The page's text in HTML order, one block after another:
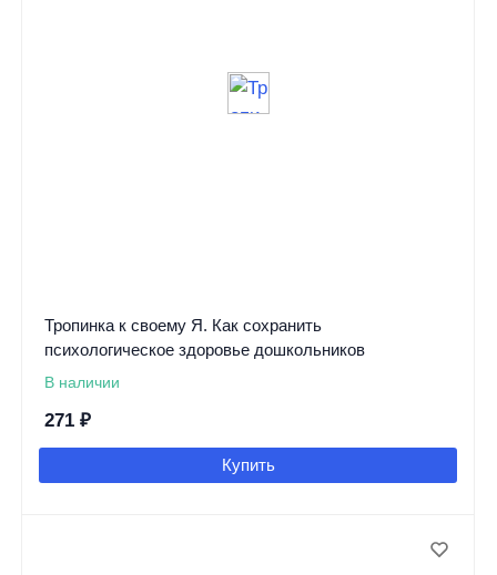
Тропинка к своему Я. Как сохранить
психологическое здоровье дошкольников
В наличии
271 ₽
Купить